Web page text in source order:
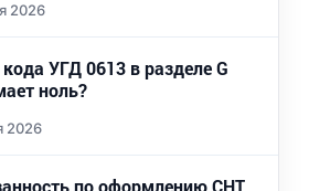
2026
УГД 0613 в разделе G
ноль?
2026
по оформлению СНТ